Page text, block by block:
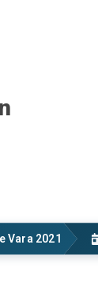
Vara 2021